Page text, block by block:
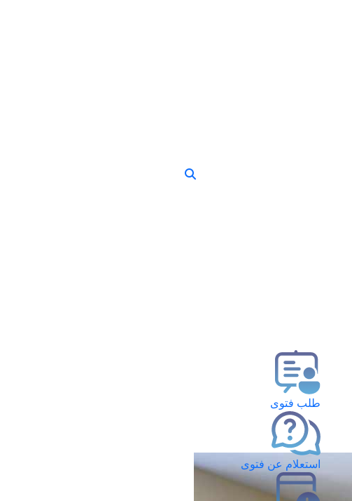
طلب فتوى
استعلام عن فتوى